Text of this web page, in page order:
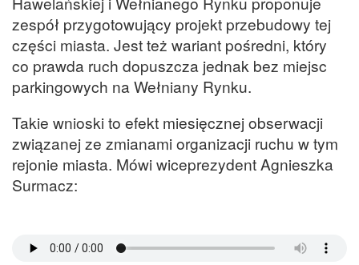
zespół przygotowujący projekt przebudowy tej
części miasta. Jest też wariant pośredni, który
co prawda ruch dopuszcza jednak bez miejsc
parkingowych na Wełniany Rynku.
Takie wnioski to efekt miesięcznej obserwacji
związanej ze zmianami organizacji ruchu w tym
rejonie miasta. Mówi wiceprezydent Agnieszka
Surmacz: